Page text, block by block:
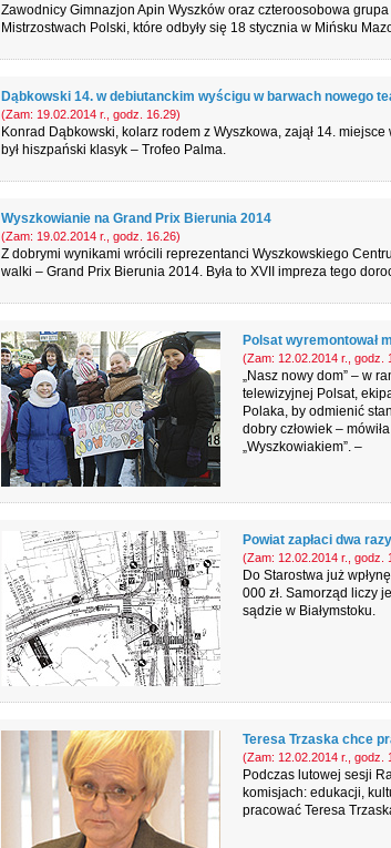
Zawodnicy Gimnazjon Apin Wyszków oraz czteroosobowa
Mistrzostwach Polski, które odbyły się 18 stycznia w Mińsku
Dąbkowski 14. w debiutanckim wyścigu w barwach nowego
(Zam: 19.02.2014 r., godz. 16.29)
Konrad Dąbkowski, kolarz rodem z Wyszkowa, zajął 14.
był hiszpański klasyk – Trofeo Palma.
Wyszkowianie na Grand Prix Bierunia 2014
(Zam: 19.02.2014 r., godz. 16.26)
Z dobrymi wynikami wrócili reprezentanci Wyszkowskiego
walki – Grand Prix Bierunia 2014. Była to XVII impreza tego
Polsat wyremontował
(Zam: 12.02.2014 r., godz.
„Nasz nowy dom” – w
telewizyjnej Polsat,
Polaka, by odmienić
dobry człowiek –
„Wyszkowiakiem”. –
Powiat zapłaci dwa
(Zam: 12.02.2014 r., godz.
Do Starostwa już
000 zł. Samorząd liczy
sądzie w Białymstoku.
Teresa Trzaska chce
(Zam: 12.02.2014 r., godz.
Podczas lutowej sesji
komisjach: edukacji,
pracować Teresa